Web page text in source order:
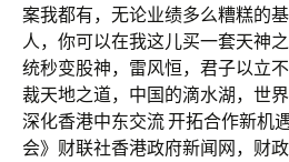
案我都有，无论业绩多么糟糕的
人，你可以在我这儿买一套天神
统秒变股神，雷风恒，君子以立
裁天地之道，中国的滴水湖，世
深化香港中东交流 开拓合作新机
会》财联社香港政府新闻网，财